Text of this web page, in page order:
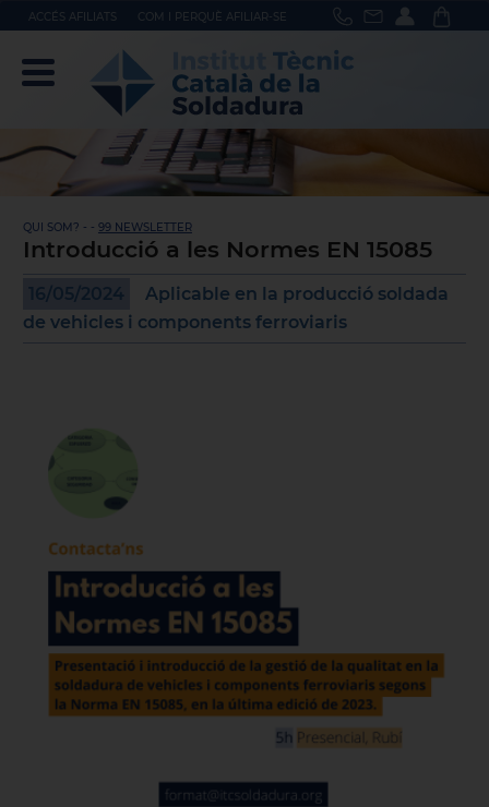
ACCÉS AFILIATS COM I PERQUÈ AFILIAR-SE
QUI SOM? - - 99 NEWSLETTER
Introducció a les Normes EN 15085
16/05/2024
Aplicable en la producció soldada
de vehicles i components ferroviaris